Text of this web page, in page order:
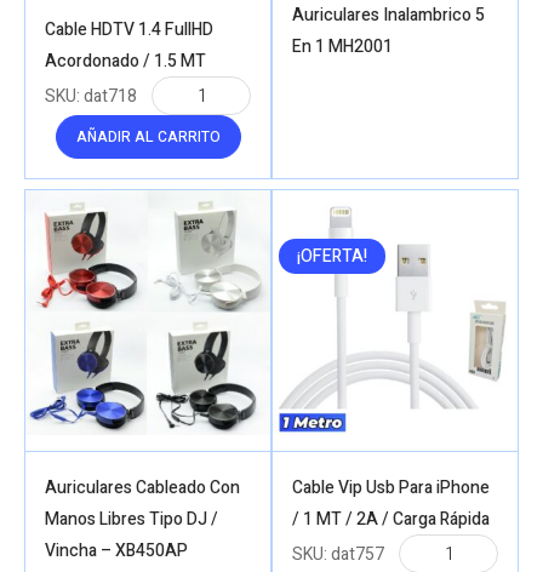
Cable HDTV 1.4 FullHD
Acordonado / 1.5 MT
AÑADIR AL CARRITO
SKU:dat718
Auriculares Inalambrico 5
En 1 MH2001
Auriculares Cableado Con
Manos Libres Tipo DJ /
Vincha – XB450AP
¡OFERTA!
Cable Vip Usb Para iPhone
/ 1 MT / 2A / Carga Rápida
SKU:dat757